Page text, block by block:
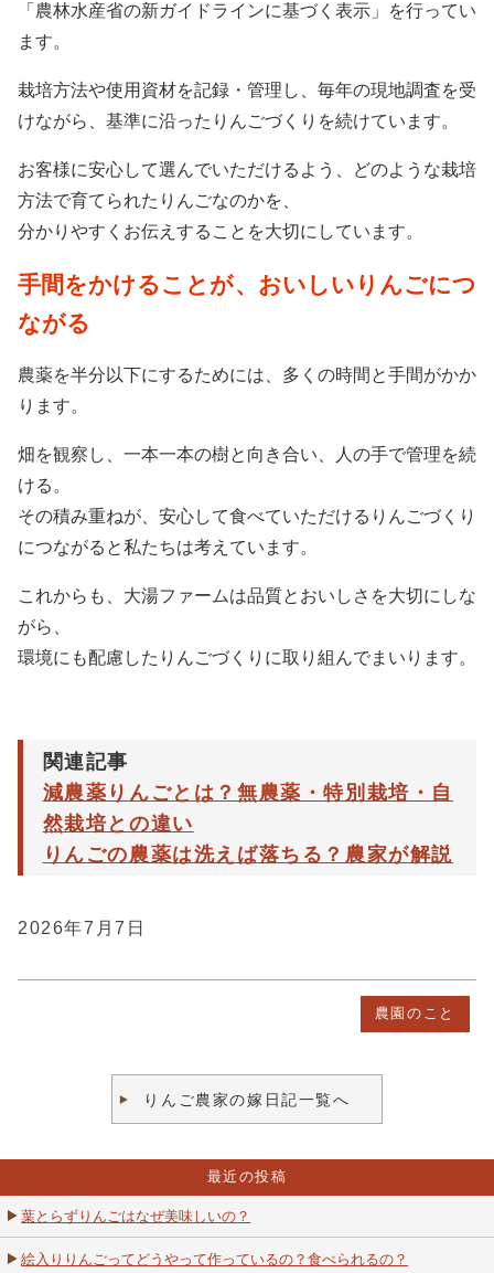
「農林水産省の新ガイドラインに基づく表示」を行ってい
ます。
栽培方法や使用資材を記録・管理し、毎年の現地調査を受
けながら、基準に沿ったりんごづくりを続けています。
お客様に安心して選んでいただけるよう、どのような栽培
方法で育てられたりんごなのかを、
分かりやすくお伝えすることを大切にしています。
手間をかけることが、おいしいりんごにつ
ながる
農薬を半分以下にするためには、多くの時間と手間がかか
ります。
畑を観察し、一本一本の樹と向き合い、人の手で管理を続
ける。
その積み重ねが、安心して食べていただけるりんごづくり
につながると私たちは考えています。
これからも、大湯ファームは品質とおいしさを大切にしな
がら、
環境にも配慮したりんごづくりに取り組んでまいります。
関連記事
減農薬りんごとは？無農薬・特別栽培・自
然栽培との違い
りんごの農薬は洗えば落ちる？農家が解説
2026年7月7日
農園のこと
りんご農家の嫁日記一覧へ
最近の投稿
葉とらずりんごはなぜ美味しいの？
絵入りりんごってどうやって作っているの？食べられるの？